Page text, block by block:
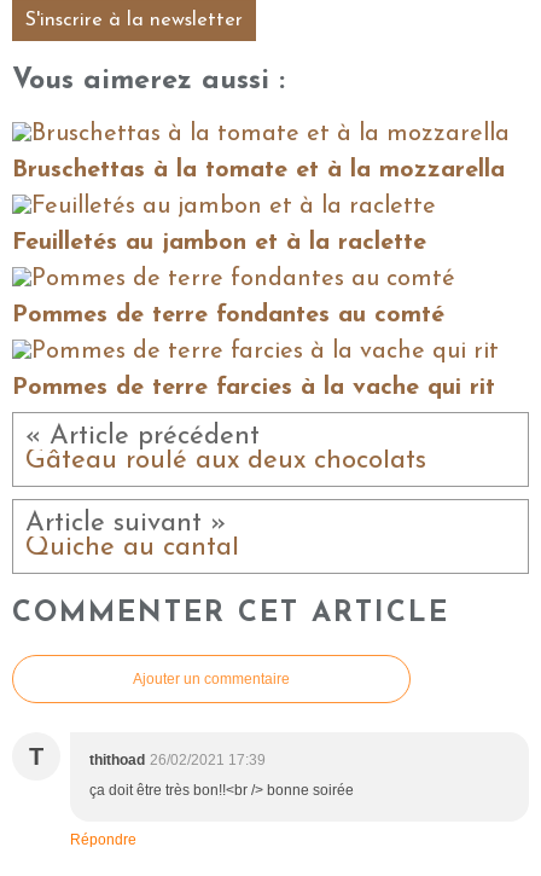
S'inscrire à la newsletter
Vous aimerez aussi :
Bruschettas à la tomate et à la mozzarella
Feuilletés au jambon et à la raclette
Pommes de terre fondantes au comté
Pommes de terre farcies à la vache qui rit
« Article précédent
Gâteau roulé aux deux chocolats
Article suivant »
Quiche au cantal
COMMENTER CET ARTICLE
Ajouter un commentaire
T thithoad 26/02/2021 17:39
ça doit être très bon!!<br /> bonne soirée
Répondre